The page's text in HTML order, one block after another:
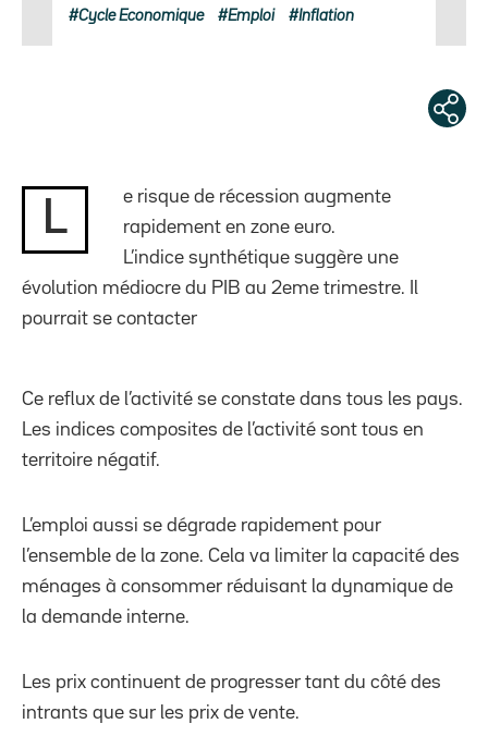
Cycle Economique Emploi Inflation
L
e risque de récession augmente
rapidement en zone euro.
L’indice synthétique suggère une
évolution médiocre du PIB au 2eme trimestre. Il
pourrait se contacter
Ce reflux de l’activité se constate dans tous les pays.
Les indices composites de l’activité sont tous en
territoire négatif.
L’emploi aussi se dégrade rapidement pour
l’ensemble de la zone. Cela va limiter la capacité des
ménages à consommer réduisant la dynamique de
la demande interne.
Les prix continuent de progresser tant du côté des
intrants que sur les prix de vente.